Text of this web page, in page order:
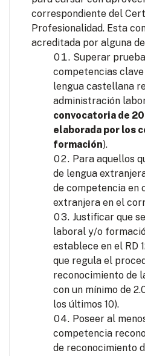
correspondiente del
Profesionalidad. Esta
acreditada por alguna
Superar
competencias
lengua castellana
administración
convocatoria de
elaborada por los
formación).
Para aquellos
de lengua
de competencia en
extranjera en el
Justificar que
laboral y/o
establece en el RD
que regula el
reconocimiento de
con un mínimo de
los últimos 10).
Poseer al
competencia
de reconocimiento